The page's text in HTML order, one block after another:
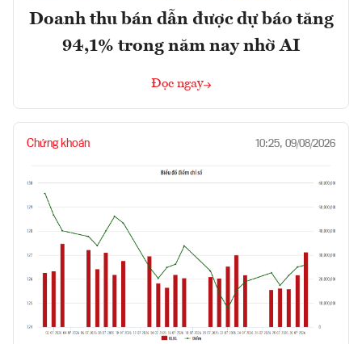
Doanh thu bán dẫn được dự báo tăng
94,1% trong năm nay nhờ AI
Đọc ngay
Chứng khoán 10:25, 09/08/2026